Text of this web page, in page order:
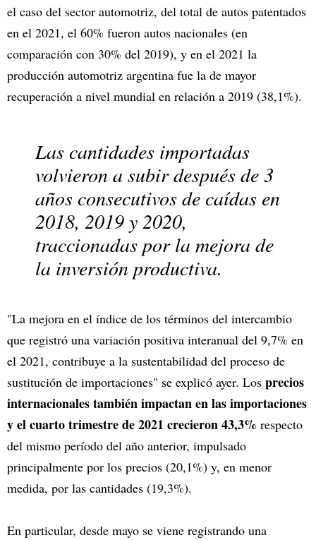
el caso del sector automotriz, del total de autos patentados
en el 2021, el 60% fueron autos nacionales (en
comparación con 30% del 2019), y en el 2021 la
producción automotriz argentina fue la de mayor
recuperación a nivel mundial en relación a 2019 (38,1%).
Las cantidades importadas
volvieron a subir después de 3
años consecutivos de caídas en
2018, 2019 y 2020,
traccionadas por la mejora de
la inversión productiva.
"La mejora en el índice de los términos del intercambio
que registró una variación positiva interanual del 9,7% en
el 2021, contribuye a la sustentabilidad del proceso de
sustitución de importaciones" se explicó ayer. Los precios
internacionales también impactan en las importaciones
y el cuarto trimestre de 2021 crecieron 43,3% respecto
del mismo período del año anterior, impulsado
principalmente por los precios (20,1%) y, en menor
medida, por las cantidades (19,3%).
En particular, desde mayo se viene registrando una